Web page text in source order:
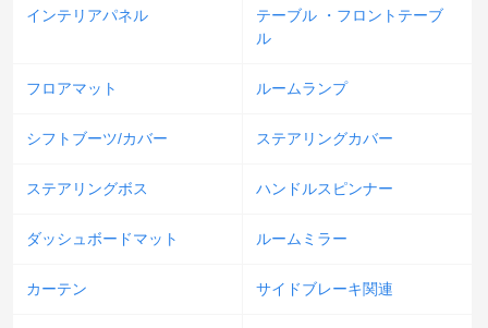
インテリアパネル
テーブル ・フロントテーブ
ル
フロアマット ルームランプ
シフトブーツ/カバー ステアリングカバー
ステアリングボス ハンドルスピンナー
ダッシュボードマット ルームミラー
カーテン サイドブレーキ関連